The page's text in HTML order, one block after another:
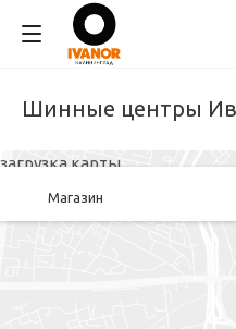
Шинные центры
Магазин
Пункт шиномонтажа
загрузка карты...